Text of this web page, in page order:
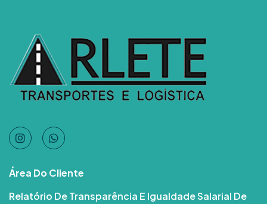
Área Do Cliente
Relatório De Transparência E Igualdade Salarial De